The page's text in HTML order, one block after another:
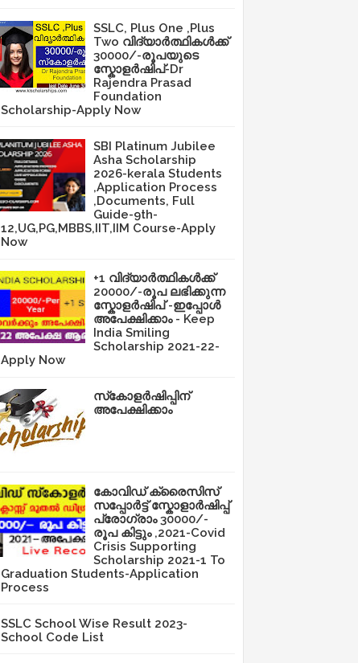
SSLC, Plus One ,Plus
Two വിദ്യാർത്ഥികൾക്ക്
30000/-രൂപയുടെ
സ്കോളർഷിപ്-Dr
Rajendra Prasad
Foundation
Scholarship-Apply Now
SBI Platinum Jubilee
Asha Scholarship
2026-kerala Students
,Application Process
,Documents, Full
Guide-9th-
12,UG,PG,MBBS,IIT,IIM Course-Apply
Now
+1 വിദ്യാർത്ഥികൾക്ക്
20000/-രൂപ ലഭിക്കുന്ന
സ്കോളർഷിപ് -ഇപ്പോൾ
അപേക്ഷിക്കാം - Keep
India Smiling
Scholarship 2021-22-
Apply Now
സ്‌കോളർഷിപ്പിന്
അപേക്ഷിക്കാം
കോവിഡ് ക്രൈസിസ്
സപ്പോർട്ട് സ്കോളാർഷിപ്പ്
പ്രോഗ്രാം 30000/-
രൂപ കിട്ടും ,2021-Covid
Crisis Supporting
Scholarship 2021-1 To
Graduation Students-Application
Process
SSLC School Wise Result 2023-
School Code List